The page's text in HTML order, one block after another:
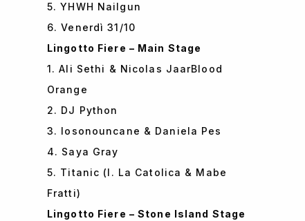
5. YHWH Nailgun
6. Venerdì 31/10
Lingotto Fiere – Main Stage
1. Ali Sethi & Nicolas JaarBlood
Orange
2. DJ Python
3. Iosonouncane & Daniela Pes
4. Saya Gray
5. Titanic (I. La Catolica & Mabe
Fratti)
Lingotto Fiere – Stone Island Stage